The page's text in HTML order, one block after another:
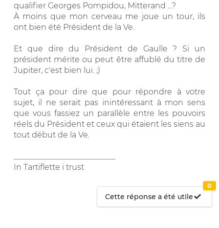
qualifier Georges Pompidou, Mitterand ...?
À moins que mon cerveau me joue un tour, ils
ont bien été Président de la Ve.
Et que dire du Président de Gaulle ? Si un
président mérite ou peut être affublé du titre de
Jupiter, c'est bien lui. ;)
Tout ça pour dire que pour répondre à votre
sujet, il ne serait pas inintéressant à mon sens
que vous fassiez un parallèle entre les pouvoirs
réels du Président et ceux qui étaient les siens au
tout début de la Ve.
In Tartiflette i trust
Cette réponse a été utile
0